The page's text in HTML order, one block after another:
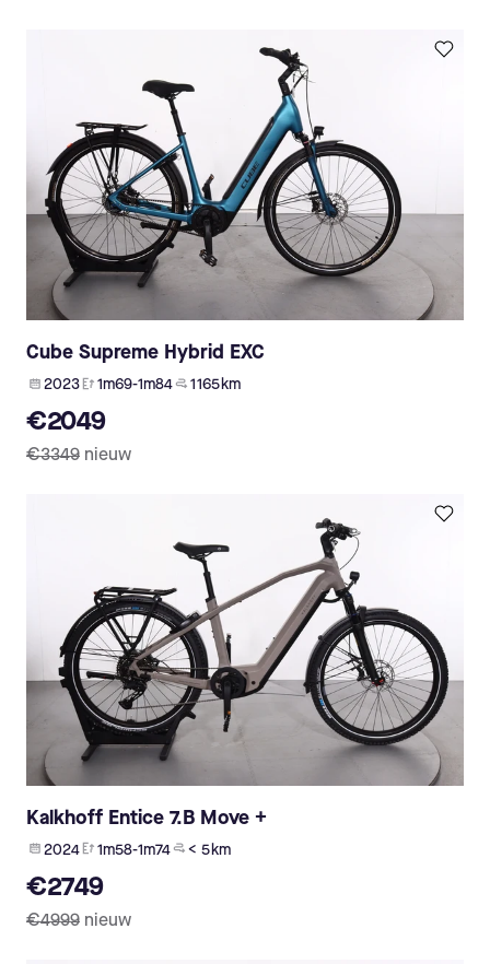
Cube Supreme Hybrid EXC
2023 1m69-1m84 1 165 km
€2049
€3349 nieuw
Kalkhoff Entice 7.B Move +
2024 1m58-1m74 < 5 km
€2749
€4999 nieuw